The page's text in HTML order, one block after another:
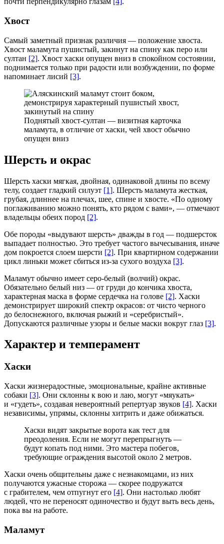
Хвост
Самый заметный признак различия — положение хвоста.
Хвост маламута пушистый, закинут на спину как перо или
султан [2]. Хвост хаски опущен вниз в спокойном состоянии,
поднимается только при радости или возбуждении, по форме
напоминает лисий [3].
Поднятый хвост-султан — визитная карточка
маламута, в отличие от хаски, чей хвост обычно
опущен вниз
Шерсть и окрас
Шерсть хаски мягкая, двойная, одинаковой длины по всему
телу, создает гладкий силуэт [1]. Шерсть маламута жесткая,
грубая, длиннее на плечах, шее, спине и хвосте. «По одному
поглаживанию можно понять, кто рядом с вами», — отмечают
владельцы обеих пород [2].
Обе породы «выдувают шерсть» дважды в год — подшерсток
выпадает полностью. Это требует частого вычесывания, иначе
дом покроется слоем шерсти [2]. При квартирном содержании
цикл линьки может сбиться из-за сухого воздуха [3].
Маламут обычно имеет серо-белый (волчий) окрас.
Обязательно белый низ — от груди до кончика хвоста,
характерная маска в форме сердечка на голове [2]. Хаски
демонстрирует широкий спектр окрасов: от чисто черного
до белоснежного, включая рыжий и «серебристый».
Допускаются различные узоры и белые маски вокруг глаз [3].
Характер и темперамент
Хаски
Хаски жизнерадостные, эмоциональные, крайне активные
собаки [3]. Они склонны к вою и лаю, могут «мяукать»
и «гудеть», создавая невероятный репертуар звуков [4]. Хаски
независимы, упрямы, склонны хитрить и даже обижаться.
Хаски видят закрытые ворота как тест для
преодоления. Если не могут перепрыгнуть —
будут копать под ними. Это мастера побегов,
требующие ограждения высотой около 2 метров.
Хаски очень общительны даже с незнакомцами, из них
получаются ужасные сторожа — скорее подружатся
с грабителем, чем отпугнут его [4]. Они настолько любят
людей, что не переносят одиночество и будут выть весь день,
пока вы на работе.
Маламут